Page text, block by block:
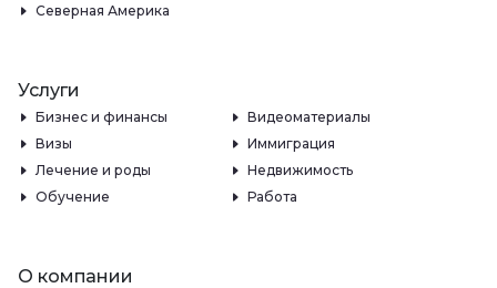
Северная Америка
Услуги
Бизнес и финансы
Видеоматериалы
Визы
Иммиграция
Лечение и роды
Недвижимость
Обучение
Работа
О компании